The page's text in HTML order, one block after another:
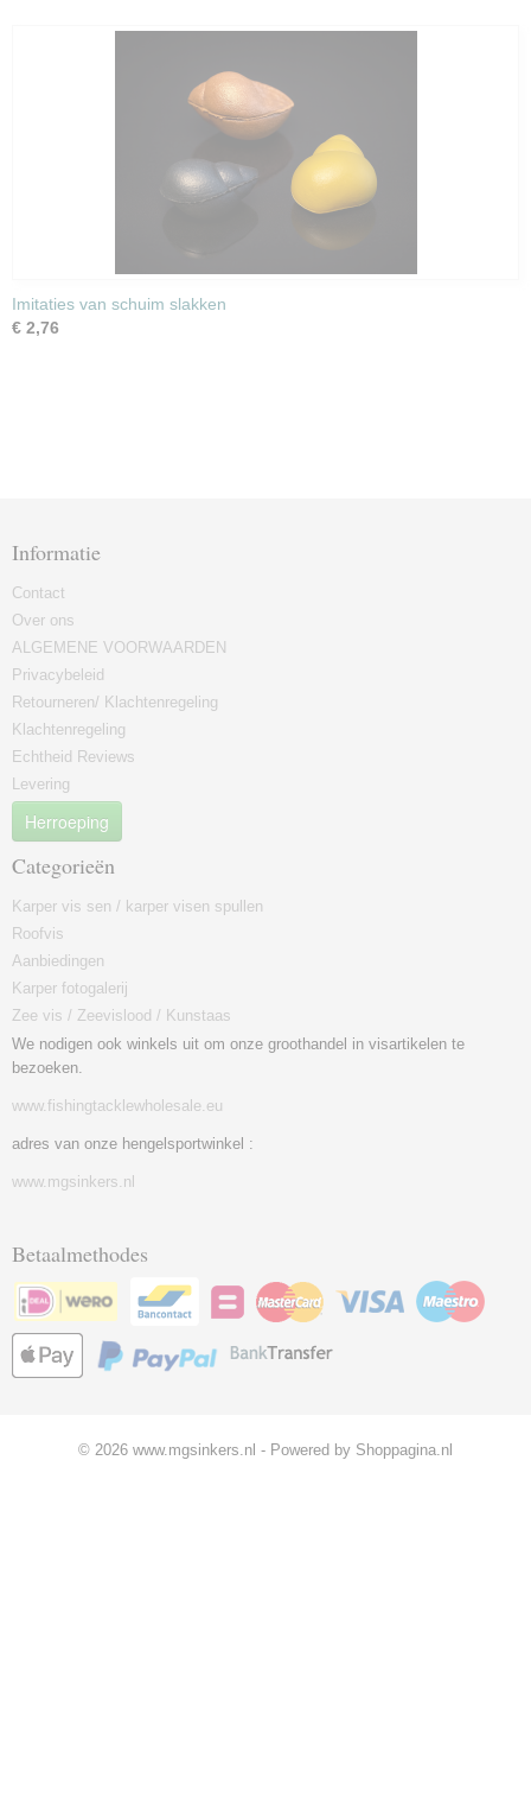
Imitaties van schuim slakken
€ 2,76
Informatie
Contact
Over ons
ALGEMENE VOORWAARDEN
Privacybeleid
Retourneren/ Klachtenregeling
Klachtenregeling
Echtheid Reviews
Levering
Herroeping
Categorieën
Karper vis sen / karper visen spullen
Roofvis
Aanbiedingen
Karper fotogalerij
Zee vis / Zeevislood / Kunstaas
We nodigen ook winkels uit om onze groothandel in visartikelen te
bezoeken.
www.fishingtacklewholesale.eu
adres van onze hengelsportwinkel :
www.mgsinkers.nl
Betaalmethodes
© 2026 www.mgsinkers.nl - Powered by Shoppagina.nl